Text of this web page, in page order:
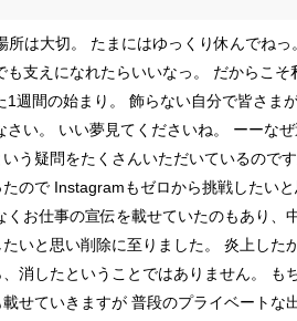
所は大切。 たまにはゆっくり休んでねっ
支えになれたらいいなっ。 だからこそ
1週間の始まり。 飾らない自分で皆さま
い。 いい夢見てくださいね。 ーーな
う疑問をたくさんいただいているので
ので Instagramもゼロから挑戦したい
お仕事の宣伝を載せていたのもあり、
いと思い削除に至りました。 炎上した
消したということではありません。 もち
せていきますが 普段のプライベートな